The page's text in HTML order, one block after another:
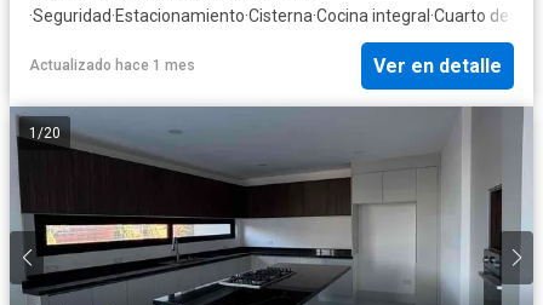
·Seguridad·Estacionamiento·Cisterna·Cocina integral ·Cuarto de
Actualizado hace 1 mes Ver en detalle
1 /20